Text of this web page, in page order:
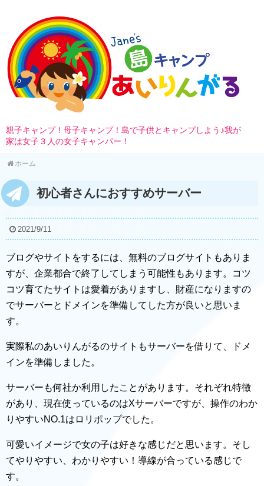
親子キャンプ！母子キャンプ！島で子供とキャンプしよう♪我が
家は女子３人の女子キャンパー！
ホーム
初心者さんにおすすめサーバー
2021/9/11
ブログやサイトをするには、無料のブログサイトもありま
すが、企業都合で終了してしまう可能性もあります。コツ
コツ育てたサイトは愛着がありますし、財産になりますの
でサーバーとドメインを準備してした方が良いと思いま
す。
実際私のあいりんがるのサイトもサーバーを借りて、ドメ
インを準備しました。
サーバーも何社か利用したことがあります。それぞれ特徴
があり、現在使っているのはXサーバーですが、操作のわか
りやすいNO.1はロリポップでした。
可愛いイメージで女の子は好きな感じだと思います。そし
てやりやすい、わかりやすい！導線が合っている感じで
す。